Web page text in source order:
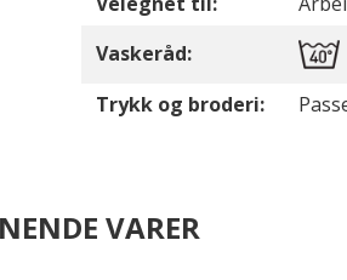
Vaskeråd:
Trykk og broderi:
VARER